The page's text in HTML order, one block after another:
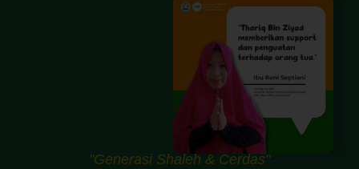
"Generasi Shaleh & Cerdas"